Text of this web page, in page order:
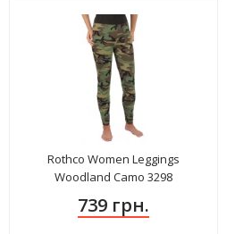
Rothco Women Leggings
Woodland Camo 3298
739 грн.